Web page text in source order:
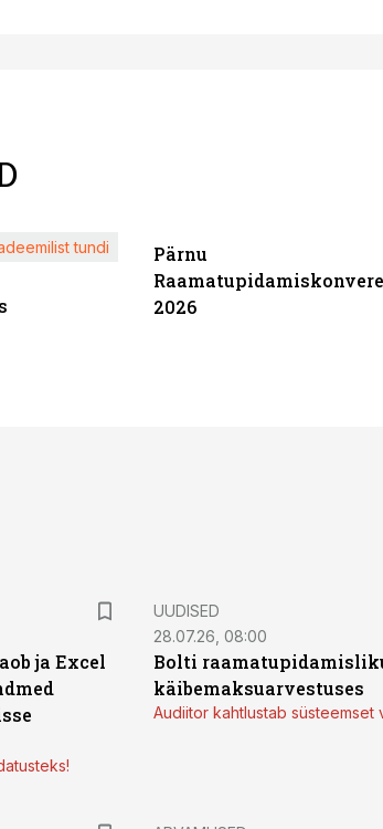
tundi
Pärnu
2026
ja Excel
UUDISED
28.07.26, 08:00
Bolti
käibemaksuarvestuses
Audiitor kahtlustab süsteemset